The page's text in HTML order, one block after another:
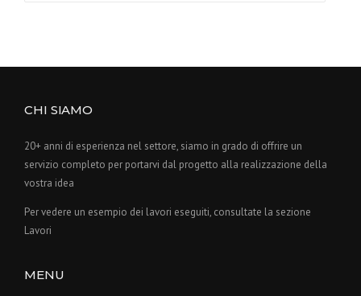
CHI SIAMO
20+ anni di esperienza nel settore, siamo in grado di offrire un
servizio completo per portarvi dal progetto alla realizzazione della
vostra idea
Per vedere un esempio dei lavori eseguiti, consultate la sezione
Lavori
MENU